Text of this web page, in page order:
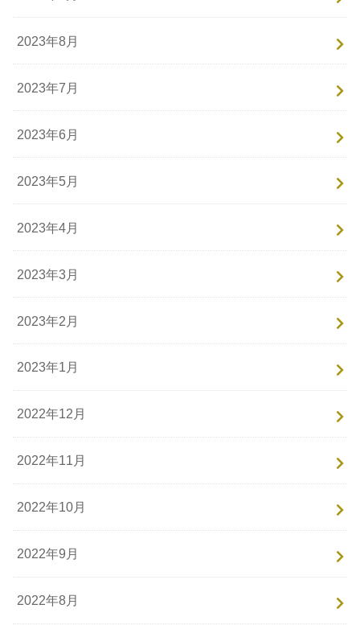
2023年8月
2023年7月
2023年6月
2023年5月
2023年4月
2023年3月
2023年2月
2023年1月
2022年12月
2022年11月
2022年10月
2022年9月
2022年8月